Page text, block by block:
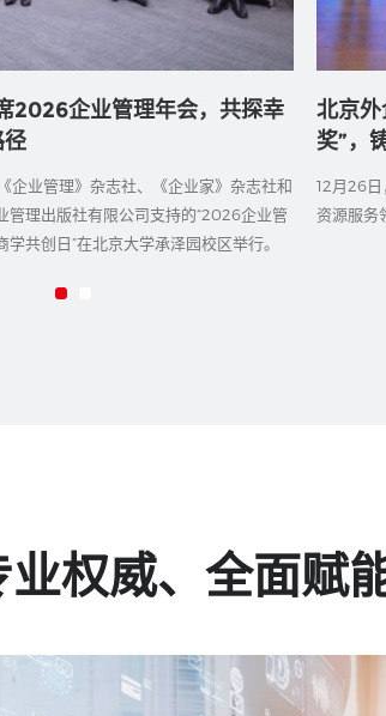
2026企业管理年会，共探幸
企业管理》杂志社、《企业家》杂志社和
管理出版社有限公司支持的“2026企业管
共创日”在北京大学承泽园校区举行。
北京
奖”，
12月26
资源服务
权威、全面赋